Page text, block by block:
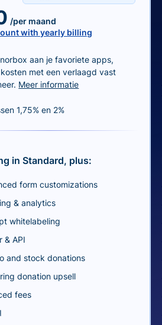
/per maand
with yearly billing
aan je favoriete apps,
met een verlaagd vast
Meer informatie
1,75% en 2%
in Standard, plus:
form customizations
& analytics
whitelabeling
& API
and stock donations
donation upsell
fees